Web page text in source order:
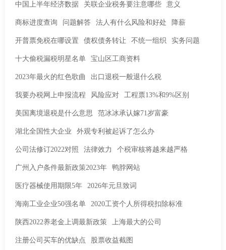
中国上半年经济数据 关联企业税务要注意哪些 意义
商标进度查询 问题解答 法人有什么风险和好处 降薪
开普票免税在哪设置 债权债务转让 不统一组织 实务问题
十大偷税漏税明星名单 宝山区工商资料
2023年最火的红色歌曲 出口退税一般退什么税
我要办税网上申报流程 风险应对 工程票13%和9%区别
美国离境退税是什么意思 范冰冰承认嫁71岁富豪
湖北全国性大企业 外观专利被起诉了怎么办
公司法修订2022对照 法律效力 个税审核将越来越严格
广州入户条件最新政策2023年 鸭脖网站
医疗器械使用期限5年 2026年元旦致词
海南工业企业50强名单 2020工资个人所得税扣除标准
陕西2022养老金上调最新政策 上海最大的公司
注册公司买车的优缺点 股票收益截图